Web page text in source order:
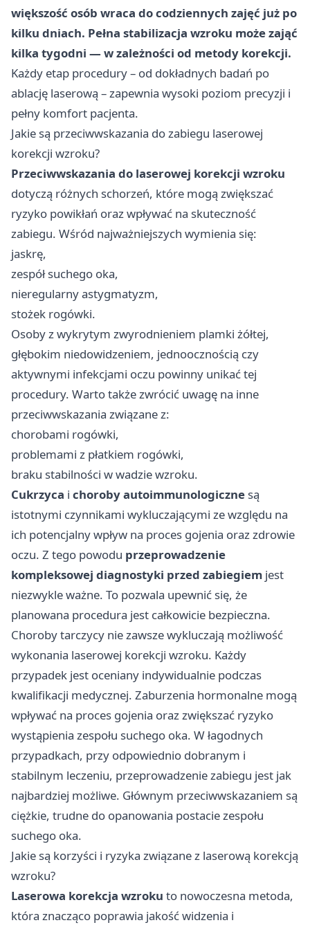
większość osób wraca do codziennych zajęć już po
kilku dniach. Pełna stabilizacja wzroku może zająć
kilka tygodni — w zależności od metody korekcji.
Każdy etap procedury – od dokładnych badań po
ablację laserową – zapewnia wysoki poziom precyzji i
pełny komfort pacjenta.
Jakie są przeciwwskazania do zabiegu laserowej
korekcji wzroku?
Przeciwwskazania do laserowej korekcji wzroku
dotyczą różnych schorzeń, które mogą zwiększać
ryzyko powikłań oraz wpływać na skuteczność
zabiegu. Wśród najważniejszych wymienia się:
jaskrę,
zespół suchego oka,
nieregularny astygmatyzm,
stożek rogówki.
Osoby z wykrytym zwyrodnieniem plamki żółtej,
głębokim niedowidzeniem, jednoocznością czy
aktywnymi infekcjami oczu powinny unikać tej
procedury. Warto także zwrócić uwagę na inne
przeciwwskazania związane z:
chorobami rogówki,
problemami z płatkiem rogówki,
braku stabilności w wadzie wzroku.
Cukrzyca i choroby autoimmunologiczne są
istotnymi czynnikami wykluczającymi ze względu na
ich potencjalny wpływ na proces gojenia oraz zdrowie
oczu. Z tego powodu przeprowadzenie
kompleksowej diagnostyki przed zabiegiem jest
niezwykle ważne. To pozwala upewnić się, że
planowana procedura jest całkowicie bezpieczna.
Choroby tarczycy nie zawsze wykluczają możliwość
wykonania laserowej korekcji wzroku. Każdy
przypadek jest oceniany indywidualnie podczas
kwalifikacji medycznej. Zaburzenia hormonalne mogą
wpływać na proces gojenia oraz zwiększać ryzyko
wystąpienia zespołu suchego oka. W łagodnych
przypadkach, przy odpowiednio dobranym i
stabilnym leczeniu, przeprowadzenie zabiegu jest jak
najbardziej możliwe. Głównym przeciwwskazaniem są
ciężkie, trudne do opanowania postacie zespołu
suchego oka.
Jakie są korzyści i ryzyka związane z laserową korekcją
wzroku?
Laserowa korekcja wzroku to nowoczesna metoda,
która znacząco poprawia jakość widzenia i